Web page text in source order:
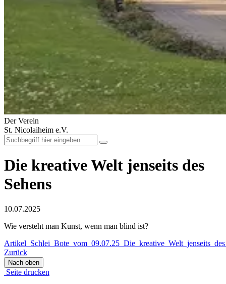
Der Verein
St. Nicolaiheim e.V.
Die kreative Welt jenseits des
Sehens
10.07.2025
Wie versteht man Kunst, wenn man blind ist?
Zurück
Nach oben
Seite drucken